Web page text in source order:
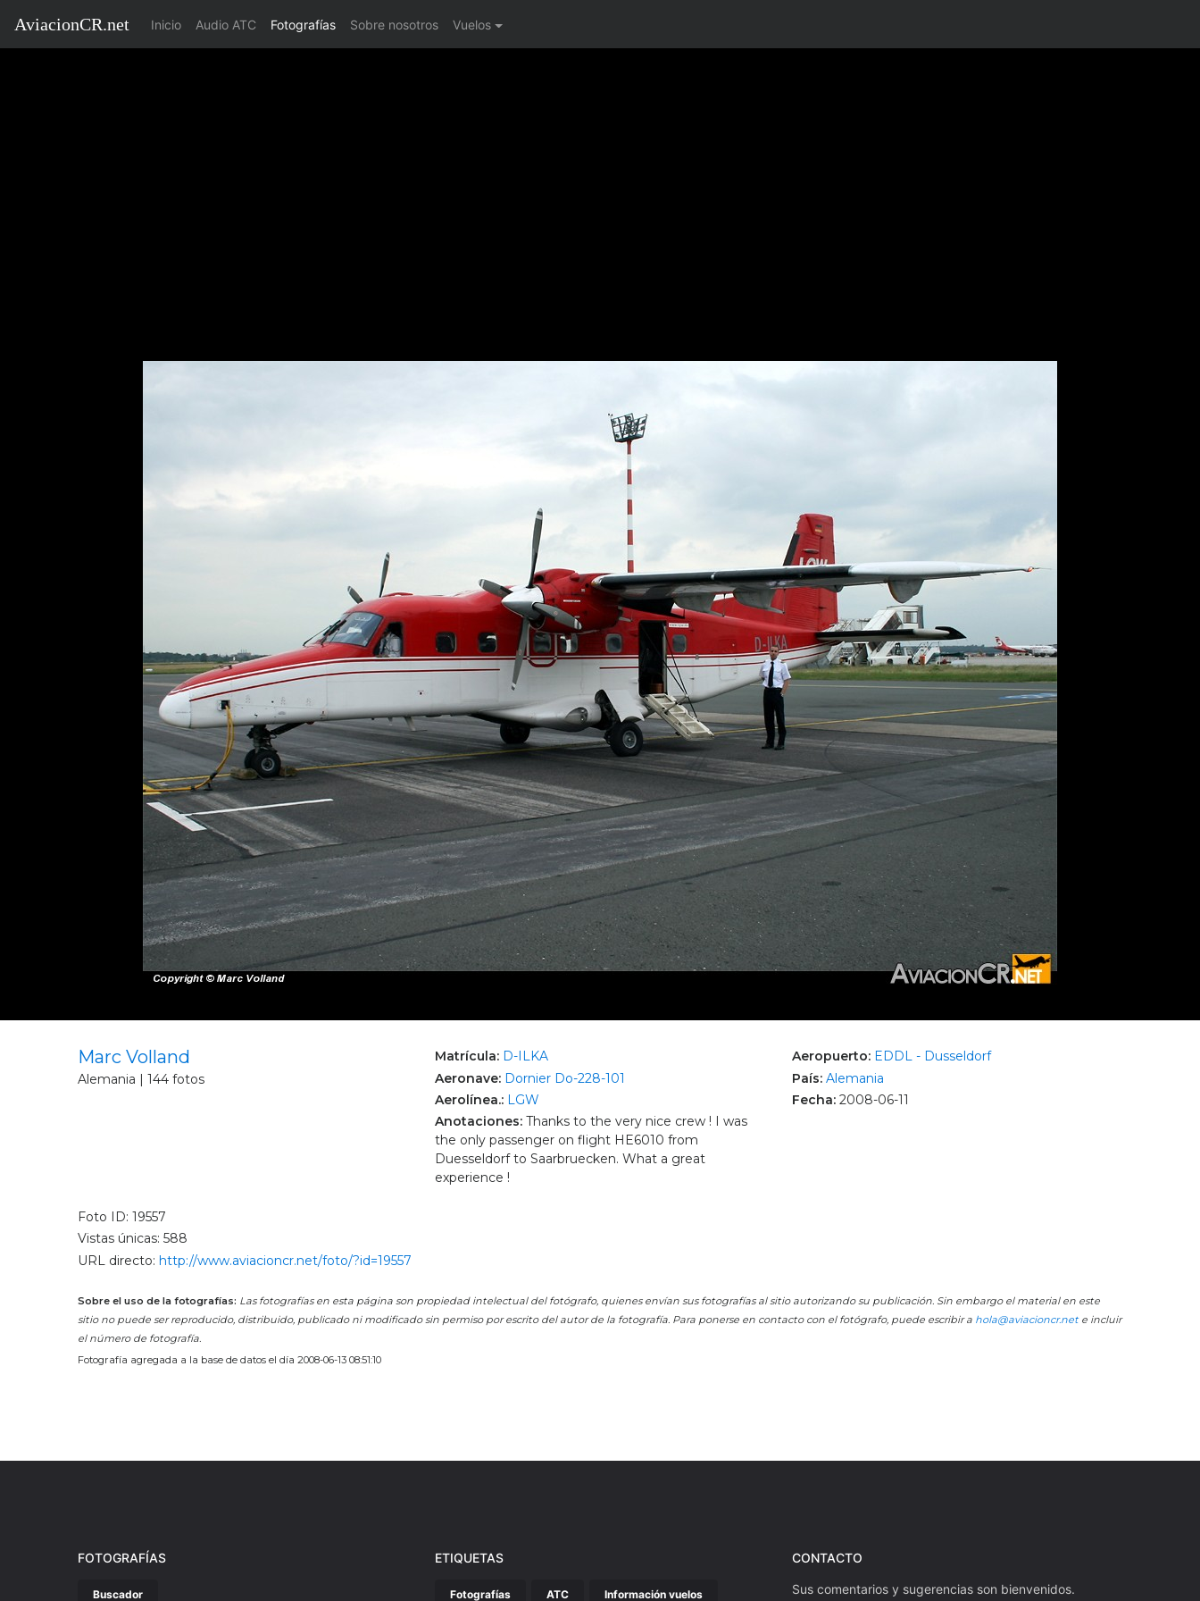
AviacionCR.net Inicio(current)
Audio ATC Fotografías Sobre nosotros Vuelos
Marc Volland
Alemania | 144 fotos
Matrícula: D-ILKA
Aeronave: Dornier Do-228-101
Aerolínea.: LGW
Anotaciones: Thanks to the very nice crew ! I was
the only passenger on flight HE6010 from
Duesseldorf to Saarbruecken. What a great
experience !
Aeropuerto: EDDL - Dusseldorf
País: Alemania
Fecha: 2008-06-11
Foto ID: 19557
Vistas únicas: 588
URL directo: http://www.aviacioncr.net/foto/?id=19557
Sobre el uso de la fotografías: Las fotografías en esta página son propiedad intelectual del fotógrafo, quienes envían sus fotografías al sitio autorizando su publicación. Sin embargo el material en este
sitio no puede ser reproducido, distribuido, publicado ni modificado sin permiso por escrito del autor de la fotografía. Para ponerse en contacto con el fotógrafo, puede escribir a hola@aviacioncr.nete incluir
el número de fotografía.
Fotografía agregada a la base de datos el día 2008-06-13 08:51:10
FOTOGRAFÍAS
Buscador
ETIQUETAS
Fotografías ATC Información vuelos
CONTACTO
Sus comentarios y sugerencias son bienvenidos.